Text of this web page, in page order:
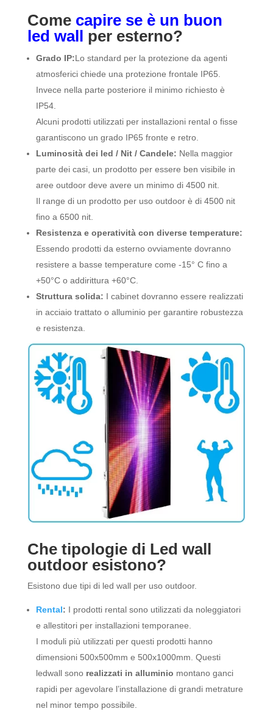
Come capire se è un buon
led wall per esterno?
Grado IP:Lo standard per la protezione da agenti
atmosferici chiede una protezione frontale IP65.
Invece nella parte posteriore il minimo richiesto è
IP54.
Alcuni prodotti utilizzati per installazioni rental o fisse
garantiscono un grado IP65 fronte e retro.
Luminosità dei led / Nit / Candele: Nella maggior
parte dei casi, un prodotto per essere ben visibile in
aree outdoor deve avere un minimo di 4500 nit.
Il range di un prodotto per uso outdoor è di 4500 nit
fino a 6500 nit.
Resistenza e operatività con diverse temperature:
Essendo prodotti da esterno ovviamente dovranno
resistere a basse temperature come -15° C fino a
+50°C o addirittura +60°C.
Struttura solida: I cabinet dovranno essere realizzati
in acciaio trattato o alluminio per garantire robustezza
e resistenza.
Che tipologie di Led wall
outdoor esistono?
Esistono due tipi di led wall per uso outdoor.
Rental: I prodotti rental sono utilizzati da noleggiatori
e allestitori per installazioni temporanee.
I moduli più utilizzati per questi prodotti hanno
dimensioni 500x500mm e 500x1000mm. Questi
ledwall sono realizzati in alluminio montano ganci
rapidi per agevolare l’installazione di grandi metrature
nel minor tempo possibile.